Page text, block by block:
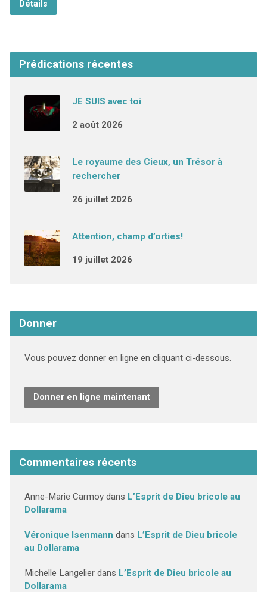
Détails
Prédications récentes
JE SUIS avec toi
2 août 2026
Le royaume des Cieux, un Trésor à
rechercher
26 juillet 2026
Attention, champ d’orties!
19 juillet 2026
Donner
Vous pouvez donner en ligne en cliquant ci-dessous.
Donner en ligne maintenant
Commentaires récents
Anne-Marie Carmoydans L’Esprit de Dieu bricole au
Dollarama
Véronique Isenmann dans L’Esprit de Dieu bricole
au Dollarama
Michelle Langelierdans L’Esprit de Dieu bricole au
Dollarama